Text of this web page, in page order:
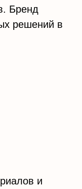
Бренд
решений в
и